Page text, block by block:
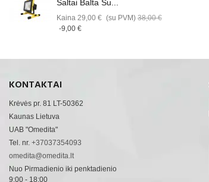
Šaltai Balta Su...
Kaina 29,00 € (su PVM) 38,00 €
-9,00 €
KONTAKTAI
Krėvės pr. 81 LT-50362
Kaunas Lietuva
UAB "Omedita"
Tel. nr. +37037354093
omedita@omedita.lt
Nuo Pirmadienio iki penktadienio
9:00 - 18:00